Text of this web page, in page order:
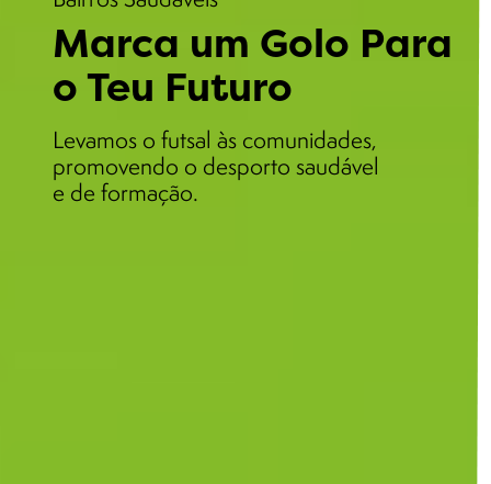
Marca um Golo Para
o Teu Futuro
Levamos o futsal às comunidades,
promovendo o desporto saudável
e de formação.